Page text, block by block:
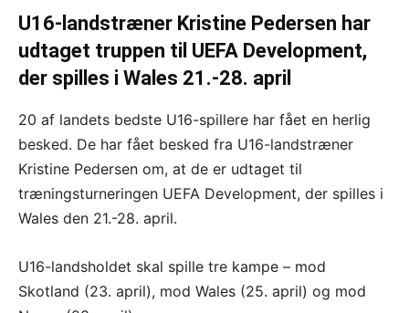
U16-landstræner Kristine Pedersen har
udtaget truppen til UEFA Development,
der spilles i Wales 21.-28. april
20 af landets bedste U16-spillere har fået en herlig
besked. De har fået besked fra U16-landstræner
Kristine Pedersen om, at de er udtaget til
træningsturneringen UEFA Development, der spilles i
Wales den 21.-28. april.
U16-landsholdet skal spille tre kampe – mod
Skotland (23. april), mod Wales (25. april) og mod